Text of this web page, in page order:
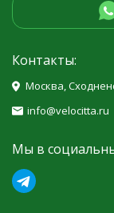
Контакты:
Москва,
info@velocitta.ru
Мы в